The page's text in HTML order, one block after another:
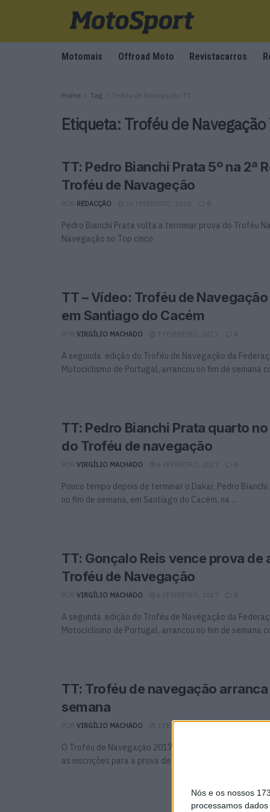
Nós e os nossos
processamos
Motomais Offroad Moto Revistacarros
Home Tag Troféu de Navegação TT
Etiqueta: Troféu de
TT: Pedro Bianchi Prata 5º na 2ª
Troféu de Navageção
REDACÇÃO 26 FEVEREIRO, 2018 0
Pedro Bianchi Prata volta a terminar prova do Troféu
Navegação no Top cinco
TT – Vídeo: Troféu de
em Santiago do Cacém
VIRGÍLIO MACHADO 7 FEVEREIRO, 2017 0
A segunda edição do Troféu de Navegação da
Motociclismo de Portugal, arrancou no fim de semana
TT: Pedro Bianchi Prata quarto
do Troféu de navegação
VIRGÍLIO MACHADO 6 FEVEREIRO, 2017 0
Pouco tempo depois de terminar o Dakar, Pedro
no fim de semana, em Santiago do Cacém, na ...
TT: Gonçalo Reis vence prova de
Troféu de Navegação
VIRGÍLIO MACHADO 6 FEVEREIRO, 2017 0
A segunda edição do Troféu de Navegação da
Motociclismo de Portugal, arrancou no fim de semana
TT: Troféu de navegação
semana
VIRGÍLIO MACHADO 2 FEVEREIRO, 2017
O Troféu de Navegação 2017 vai arrancar já no próximo
as inscrições para a prova de ...